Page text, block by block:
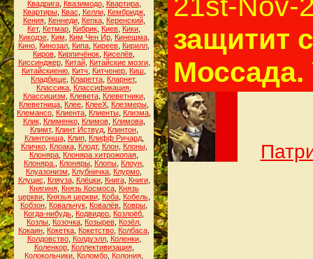
Квадрига, Квазимодо, Квартира,
Квартиры, Квас Келли, Кембридж,
Кения, Кеннеди, Кепка, Керенский,
Кет, Кетмар Кибрик Киев Кики
Кикодзе, Ким Ким Чен Ир, Кинешма,
Кино Кинозал Кипа Киреев Кирилл
Киров Кирпичёнок Киселёв
Киссинджер, Китай, Китайские мозги,
Китайскиеню Китч Китченер Киш
Кладбище Кларетта Кларнет,
Классика Классификация
Классицизм
Клевета, Клеветники,
Клеветница Клее КлееХ Клезмеры
Клемансо Клиента Клиенты Клизма
Клик, Клименко, Климов, Климова,
Климт, Клинт Иствуд, Клинтон,
Клинтонша, Клип, Клифф Ричард,
Кличко, Клоака, Клодт, Клон, Клоны,
Клоняра Клоняра хитрожопая
Клоняра.
Клоняры Клопы Клоун
Клуазонизм
Клубничка Клурмо
Клуцис
Кляуза, Клёцки, Книга, Книги,
Княгиня, Князь Космоса, Князь
церкви, Князья церкви, Коба, Кобель,
Кобзон Ковальчук Ковалёв Ковры
Когда-нибудь Кодвидео Козлоёб
Козлы Козочка Козырев Козёл
Кокаин Кокетка Кокетство Колбаса
Колдовство, Колдуэлл, Коленки,
Коленкор, Коллективизация,
Колокольчики Коломбо Колония
защитит